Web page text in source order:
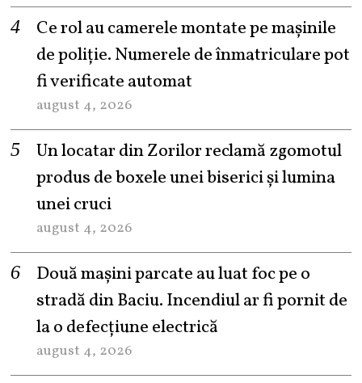
Ce rol au camerele montate pe mașinile
de poliție. Numerele de înmatriculare pot
fi verificate automat
august 4, 2026
Un locatar din Zorilor reclamă zgomotul
produs de boxele unei biserici și lumina
unei cruci
august 4, 2026
Două mașini parcate au luat foc pe o
stradă din Baciu. Incendiul ar fi pornit de
la o defecțiune electrică
august 4, 2026